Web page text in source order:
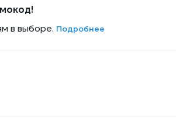
в выборе. Подробнее